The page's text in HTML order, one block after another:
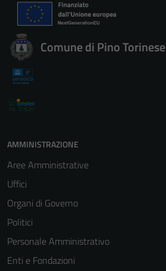
Comune di Pino Torinese
AMMINISTRAZIONE
Aree Amministrative
Uffici
Organi di Governo
Politici
Personale Amministrativo
Enti e Fondazioni